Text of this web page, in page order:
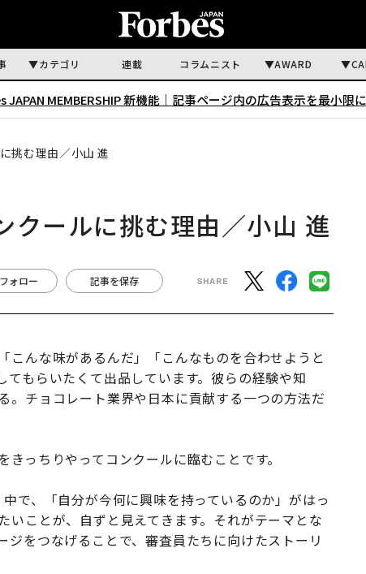
カテゴリ 連載 コラムニスト AWARD
JAPAN MEMBERSHIP 新機能｜ 記事ページ内の広告表示を最小限
挑む理由／小山 進
クールに挑む理由／小山 進
ォロー 記事を保存
んな味があるんだ」「こんなものを合わせようと
もらいたくて出品しています。彼らの経験や知
。チョコレート業界や日本に貢献する一つの方法だ
っちりやってコンクールに臨むことです。
で、「自分が今何に興味を持っているのか」がはっ
ことが、自ずと見えてきます。それがテーマとな
をつなげることで、審査員たちに向けたストーリ